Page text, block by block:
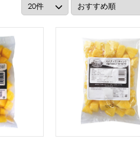
ップ 水あめ その他のシロップ
ピューレ・ペースト